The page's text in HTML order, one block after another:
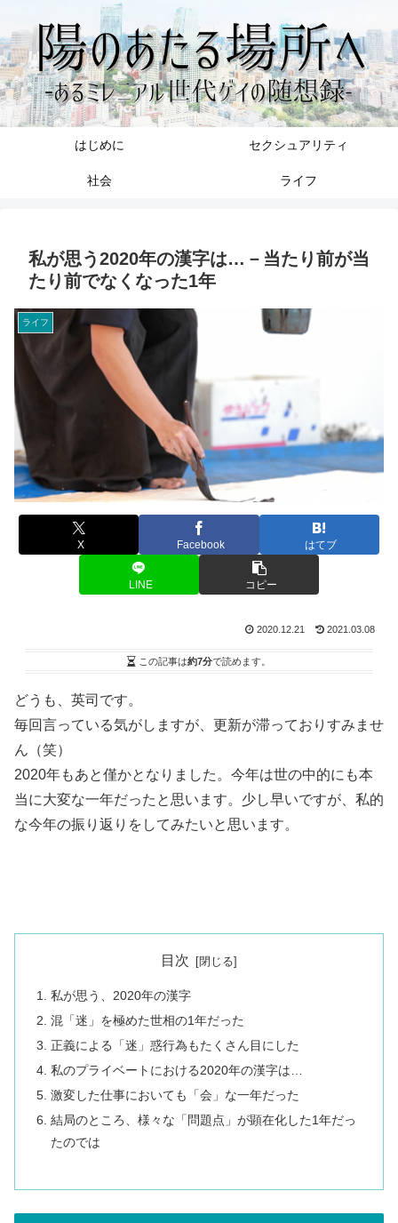
はじめに セクシュアリティ
社会 ライフ
私が思う2020年の漢字は…－当たり前が当
たり前でなくなった1年
ライフ
X Facebook はてブ
LINE コピー
2020.12.21 2021.03.08
この記事は約7分で読めます。
どうも、英司です。
毎回言っている気がしますが、更新が滞っておりすみませ
ん（笑）
2020年もあと僅かとなりました。今年は世の中的にも本
当に大変な一年だったと思います。少し早いですが、私的
な今年の振り返りをしてみたいと思います。
目次
私が思う、2020年の漢字
混「迷」を極めた世相の1年だった
正義による「迷」惑行為もたくさん目にした
私のプライベートにおける2020年の漢字は…
激変した仕事においても「会」な一年だった
結局のところ、様々な「問題点」が顕在化した1年だっ
たのでは